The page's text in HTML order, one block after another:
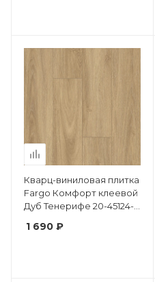
Кварц-виниловая плитка
Fargo Комфорт клеевой
Дуб Тенерифе 20-45124-
1 690 ₽